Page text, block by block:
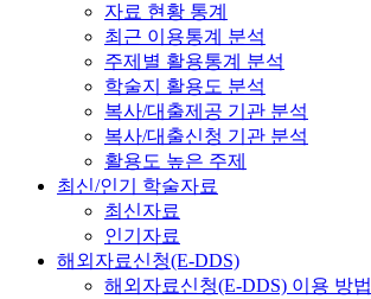
자료 현황 통계
최근 이용통계 분석
주제별 활용통계 분석
학술지 활용도 분석
복사/대출제공 기관 분석
복사/대출신청 기관 분석
활용도 높은 주제
최신/인기 학술자료
최신자료
인기자료
해외자료신청(E-DDS)
해외자료신청(E-DDS) 이용 방법